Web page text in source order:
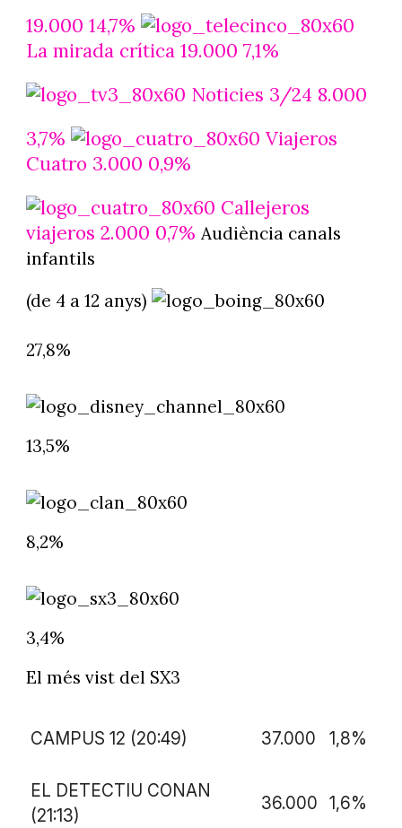
19.000 14,7%
La mirada crítica 19.000 7,1%
Noticies 3/24 8.000
3,7%
Viajeros
Cuatro 3.000 0,9%
Callejeros
viajeros 2.000 0,7% Audiència canals
infantils
(de 4 a 12 anys)
27,8%
13,5%
8,2%
3,4%
El més vist del SX3
CAMPUS 12 (20:49) 37.000 1,8%
EL DETECTIU CONAN
(21:13)
36.000 1,6%